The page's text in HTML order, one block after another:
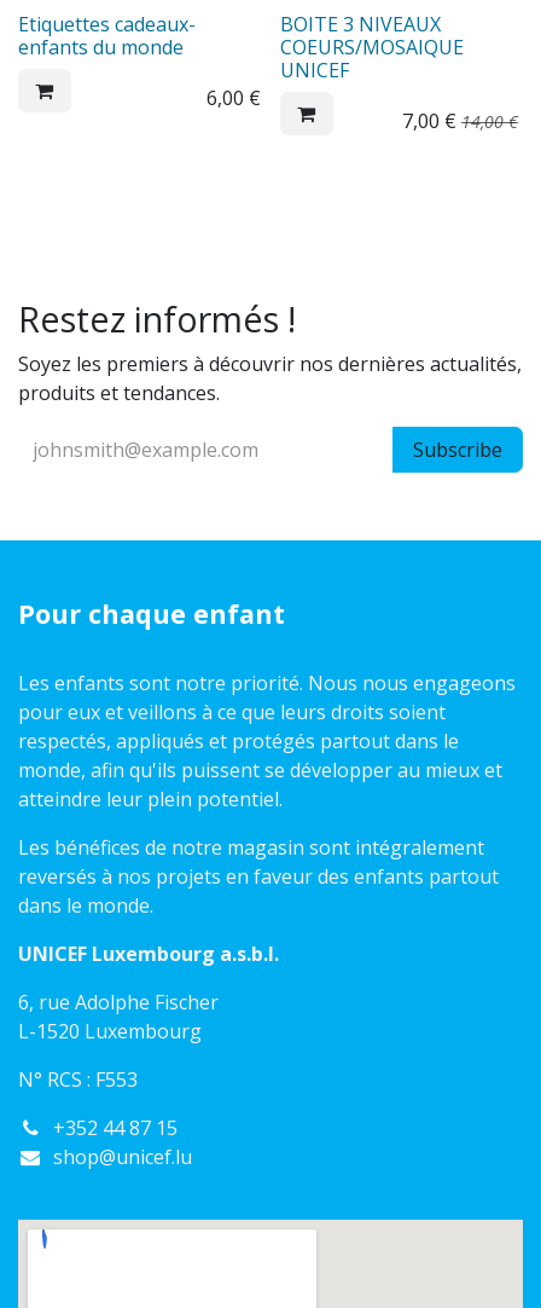
Etiquettes cadeaux-
enfants du monde
6,00 €
Sale
BOITE 3 NIVEAUX
COEURS/MOSAIQUE
UNICEF
7,00 € 14,00€
Restez informés !
Soyez les premiers à découvrir nos dernières actualités,
produits et tendances.
Subscribe
Pour chaque enfant
Les enfants sont notre priorité. Nous nous engageons
pour eux et veillons à ce que leurs droits soient
respectés, appliqués et protégés partout dans le
monde, afin qu'ils puissent se développer au mieux et
atteindre leur plein potentiel.
Les bénéfices de notre magasin sont intégralement
reversés à nos projets en faveur des enfants partout
dans le monde.
UNICEF Luxembourg a.s.b.l.
6, rue Adolphe Fischer
L-1520 Luxembourg
N° RCS : F553
+352 44 87 15
shop@unicef.lu